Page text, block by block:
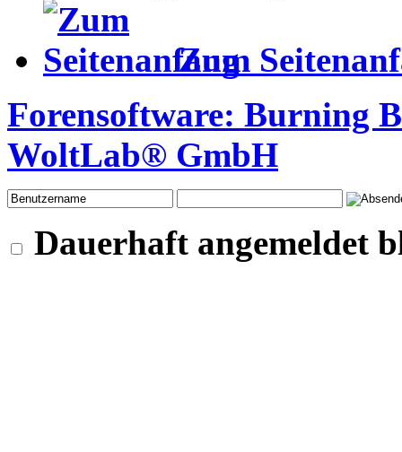
Zum
Forensoftware: Burning
WoltLab® GmbH
Dauerhaft angemeldet